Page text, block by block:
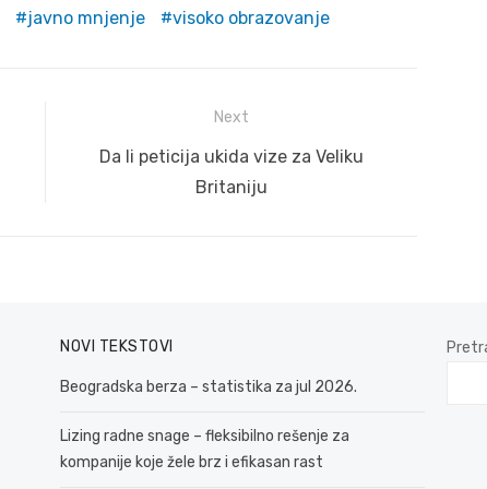
javno mnjenje visoko obrazovanje
Next
Next
Da li peticija ukida vize za Veliku
Britaniju
NOVI TEKSTOVI
Beogradska berza – statistika za jul 2026.
Lizing radne snage – fleksibilno rešenje za
kompanije koje žele brz i efikasan rast